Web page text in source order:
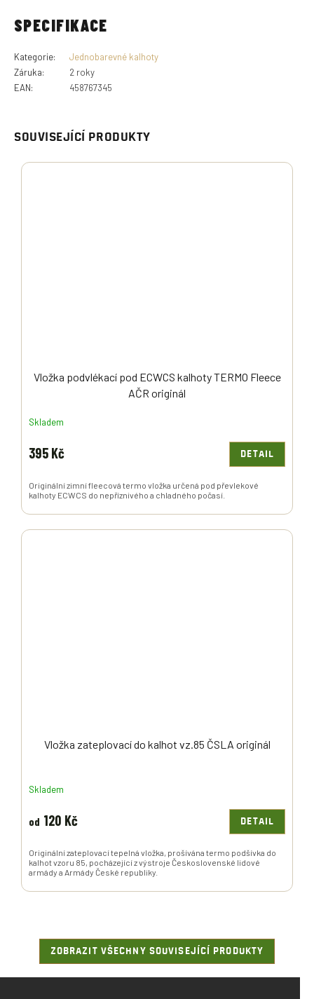
SOUVISEJÍCÍ PRODUKTY
Vložka podvlékací pod ECWCS kalhoty TERMO Fleece
AČR originál
Skladem
395 Kč DETAIL
Originální zimní fleecová termo vložka určená pod převlekové
kalhoty ECWCS do nepříznivého a chladného počasí.
Vložka zateplovací do kalhot vz.85 ČSLA originál
Skladem
od 120 Kč DETAIL
Originální zateplovací tepelná vložka, prošívána termo podšívka do
kalhot vzoru 85, pocházející z výstroje Československé lidové
armády a Armády České republiky.
ZOBRAZIT VŠECHNY SOUVISEJÍCÍ PRODUKTY
SPECIFIKACE
Kategorie:
Jednobarevné kalhoty
Záruka:
2 roky
EAN: 458767345